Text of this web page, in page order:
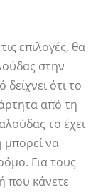
επιλογές, θα
στην
ότι το
από τη
το έχει
μπορεί να
Για τους
που κάνετε